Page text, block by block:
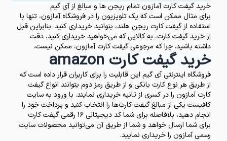
خرید گیفت کارت آمازون تمام ریجن ها و مبالغ از آی گیم
برای مثال ممکن است که یک تلویزیون را در فروشگاه آمازون، تنها با
استفاده از گیفت کارت ریجن هلند، بتوانید خریداری کنید. بنابراین قبل
از خرید گیفت کارت، به کالایی که می‌خواهید خریداری کنید، دقت
داشته باشید. چرا که مرجوعی گیفت کارت آمازون، ممکن نیست.
خرید گیفت کارت amazon
فروشگاه اینترنتی آی گیم این قابلیت را برای کاربران قرار داده است که
از طریق هر نوع کارت بانکی و از طریق رمز دوم بتوانند انواعگیفت
کارت آمازون را در کسری از ثانیه خریداری نمایند. با ورود به سایت
کافیست یکی از مبالغ گیفت کارت‌ها را انتخاب کنید و پرداخت خود را
انجام دهید، بلافاصله برای شما کد دیجیتالی 16 رقمی گیفت کارت
برای شما ارسال خواهد و شما از طریق آن می‌توانید محصولات سایت
رسمی آمازون را خریداری نمایید.